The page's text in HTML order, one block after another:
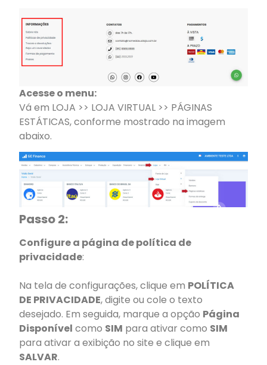
Acesse o menu:
Vá em LOJA >> LOJA VIRTUAL >> PÁGINAS
ESTÁTICAS, conforme mostrado na imagem
abaixo.
Passo 2:
Configure a página de política de
privacidade:
Na tela de configurações, clique em POLÍTICA
DE PRIVACIDADE, digite ou cole o texto
desejado. Em seguida, marque a opção Página
Disponível como SIM para ativar como SIM
para ativar a exibição no site e clique em
SALVAR.